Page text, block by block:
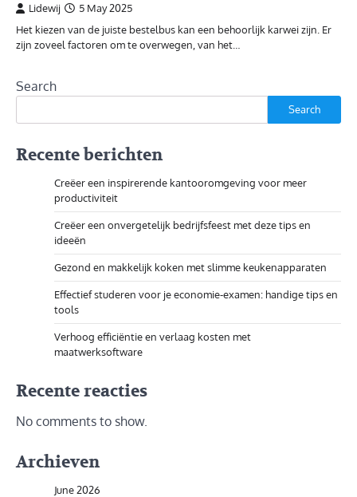
Lidewij
5 May 2025
Het kiezen van de juiste bestelbus kan een behoorlijk karwei zijn. Er
zijn zoveel factoren om te overwegen, van het…
Search
Search
Recente berichten
Creëer een inspirerende kantooromgeving voor meer
productiviteit
Creëer een onvergetelijk bedrijfsfeest met deze tips en
ideeën
Gezond en makkelijk koken met slimme keukenapparaten
Effectief studeren voor je economie-examen: handige tips en
tools
Verhoog efficiëntie en verlaag kosten met
maatwerksoftware
Recente reacties
No comments to show.
Archieven
June 2026